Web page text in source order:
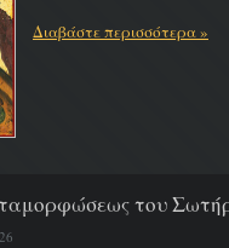
Διαβάστε περισσότερα »
του